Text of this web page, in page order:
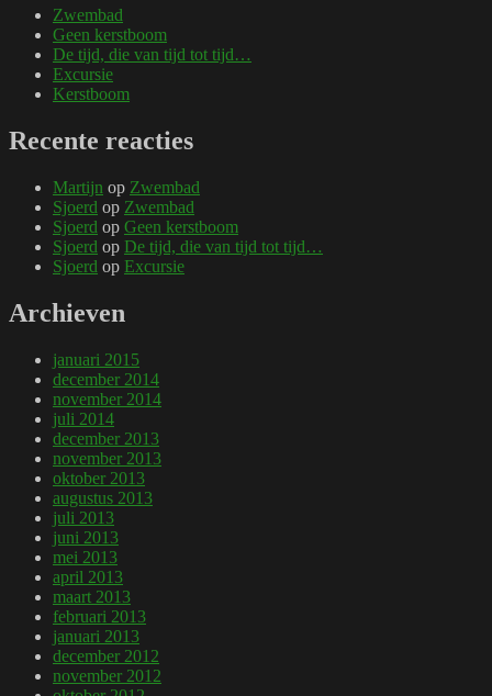
Zwembad
Geen kerstboom
De tijd, die van tijd tot tijd…
Excursie
Kerstboom
Recente reacties
Martijn op Zwembad
Sjoerd op Zwembad
Sjoerd op Geen kerstboom
Sjoerd op De tijd, die van tijd tot tijd…
Sjoerd op Excursie
Archieven
januari 2015
december 2014
november 2014
juli 2014
december 2013
november 2013
oktober 2013
augustus 2013
juli 2013
juni 2013
mei 2013
april 2013
maart 2013
februari 2013
januari 2013
december 2012
november 2012